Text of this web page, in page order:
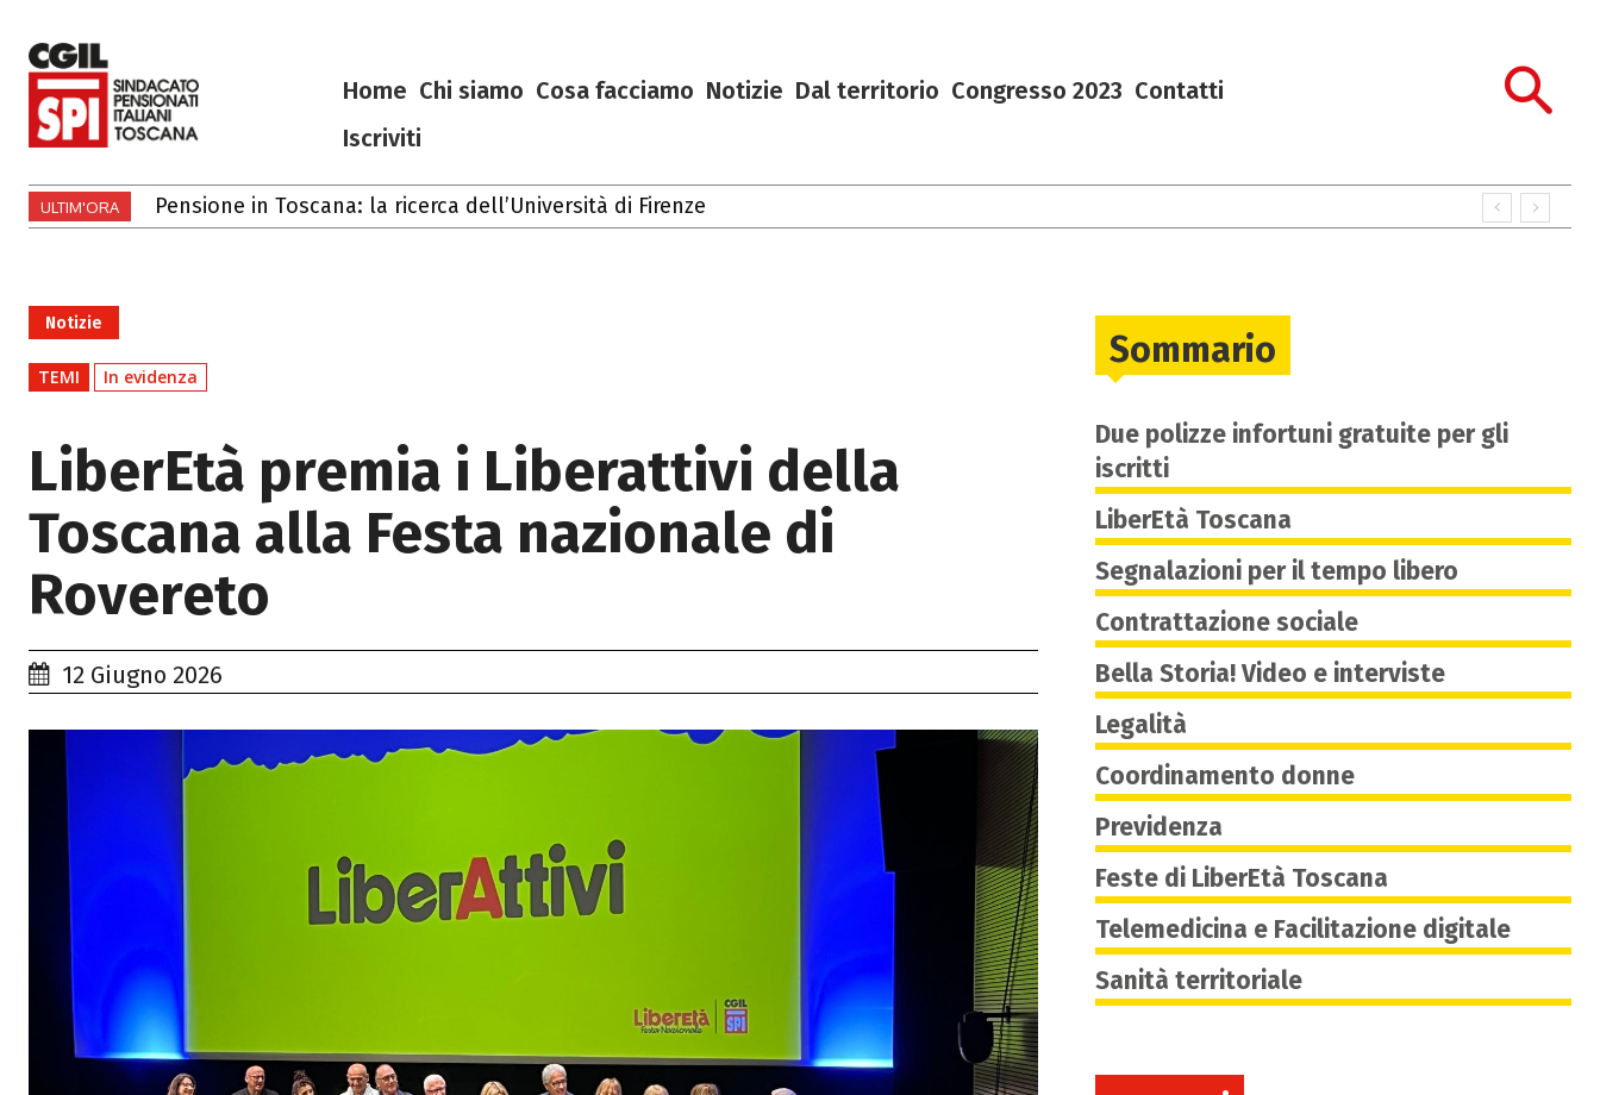
Home Chi siamo Cosa facciamo Notizie Dal territorio Congresso 2023 Contatti
Iscriviti
ULTIM'ORA Gli eventi di luglio e agosto 2026 in Toscana
Notizie
TEMI In evidenza
LiberEtà premia i Liberattivi della
Toscana alla Festa nazionale di
Rovereto
12 Giugno 2026
Sommario
Due polizze infortuni gratuite per gli
iscritti
LiberEtà Toscana
Segnalazioni per il tempo libero
Contrattazione sociale
Bella Storia! Video e interviste
Legalità
Coordinamento donne
Previdenza
Feste di LiberEtà Toscana
Telemedicina e Facilitazione digitale
Sanità territoriale